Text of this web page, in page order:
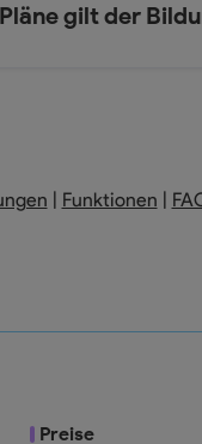
gilt der
Funktionen
Preise